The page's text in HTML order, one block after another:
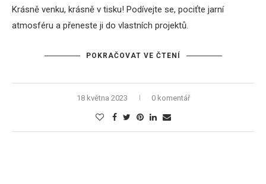
Krásně venku, krásně v tisku! Podívejte se, pociťte jarní
atmosféru a přeneste ji do vlastních projektů.
POKRAČOVAT VE ČTENÍ
18 května 2023 0 komentář